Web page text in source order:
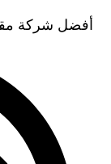
أفضل شركة